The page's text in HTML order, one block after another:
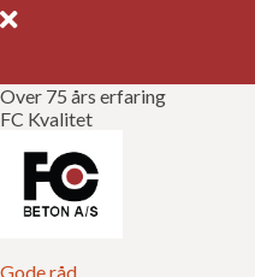
Over 75 års erfaring
FC Kvalitet
Gode råd
Gode råd
Gør det selv
Kvalitetssikring